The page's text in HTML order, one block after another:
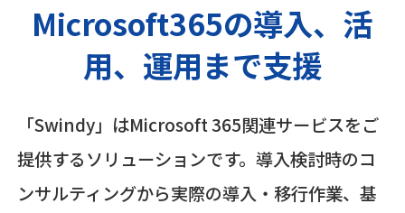
Microsoft365の導入、活
用、運用まで支援
「Swindy」はMicrosoft 365関連サービスをご
提供するソリューションです。導入検討時のコ
ンサルティングから実際の導入・移行作業、基